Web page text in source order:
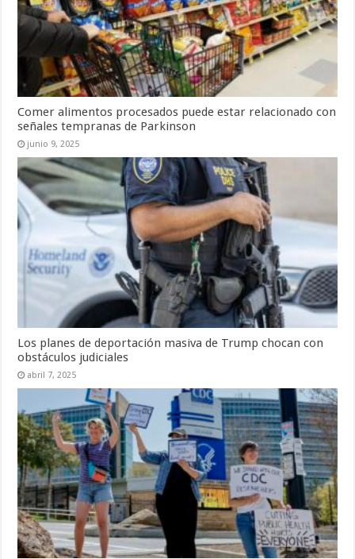
Comer alimentos procesados puede estar relacionado con
señales tempranas de Parkinson
junio 9, 2025
Los planes de deportación masiva de Trump chocan con
obstáculos judiciales
abril 7, 2025